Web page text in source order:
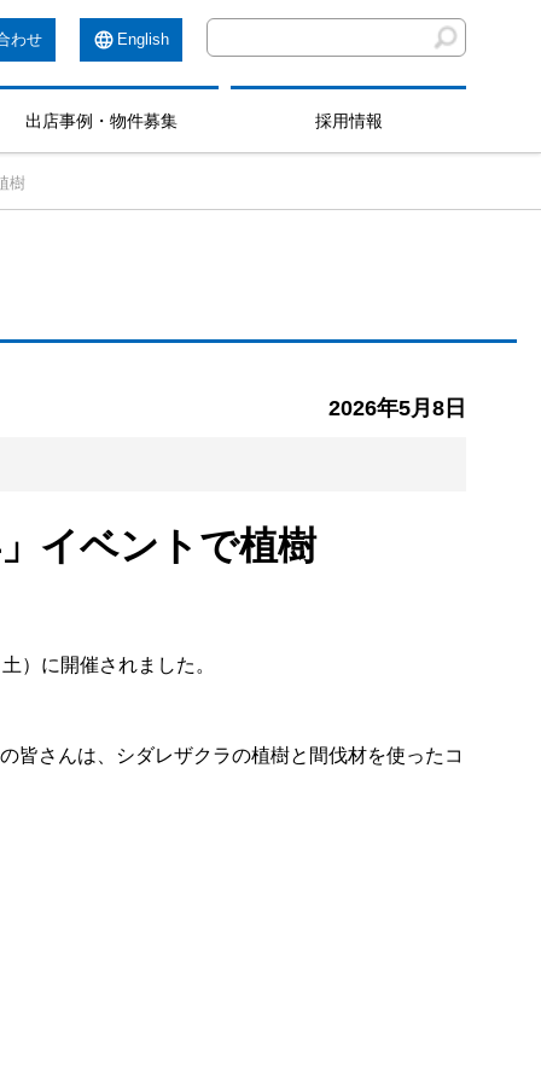
わせ English
出店事例・物件募集 採用情報
樹
2026年5月8日
イベントで植樹
）に開催されました。
皆さんは、シダレザクラの植樹と間伐材を使ったコ